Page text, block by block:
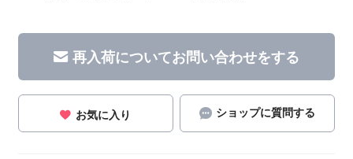
再入荷についてお問い合わせをする
お気に入り ショップに質問する